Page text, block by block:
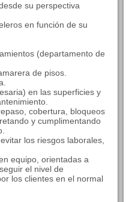
su perspectiva
en función de su
(departamento de
de pisos.
en las superficies y
cobertura, bloqueos
y cumplimentando
los riesgos laborales,
equipo, orientadas a
el nivel de
los clientes en el normal